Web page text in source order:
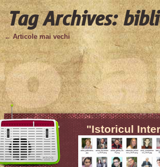
Tag Archives:
← Articole mai vechi
"Istoricul